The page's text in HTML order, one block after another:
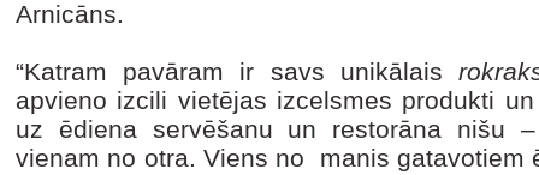
Arnicāns.
“Katram pavāram ir savs unikālais
apvieno izcili vietējas izcelsmes produkti
uz ēdiena servēšanu un restorāna nišu
vienam no otra. Viens no manis gatavotiem